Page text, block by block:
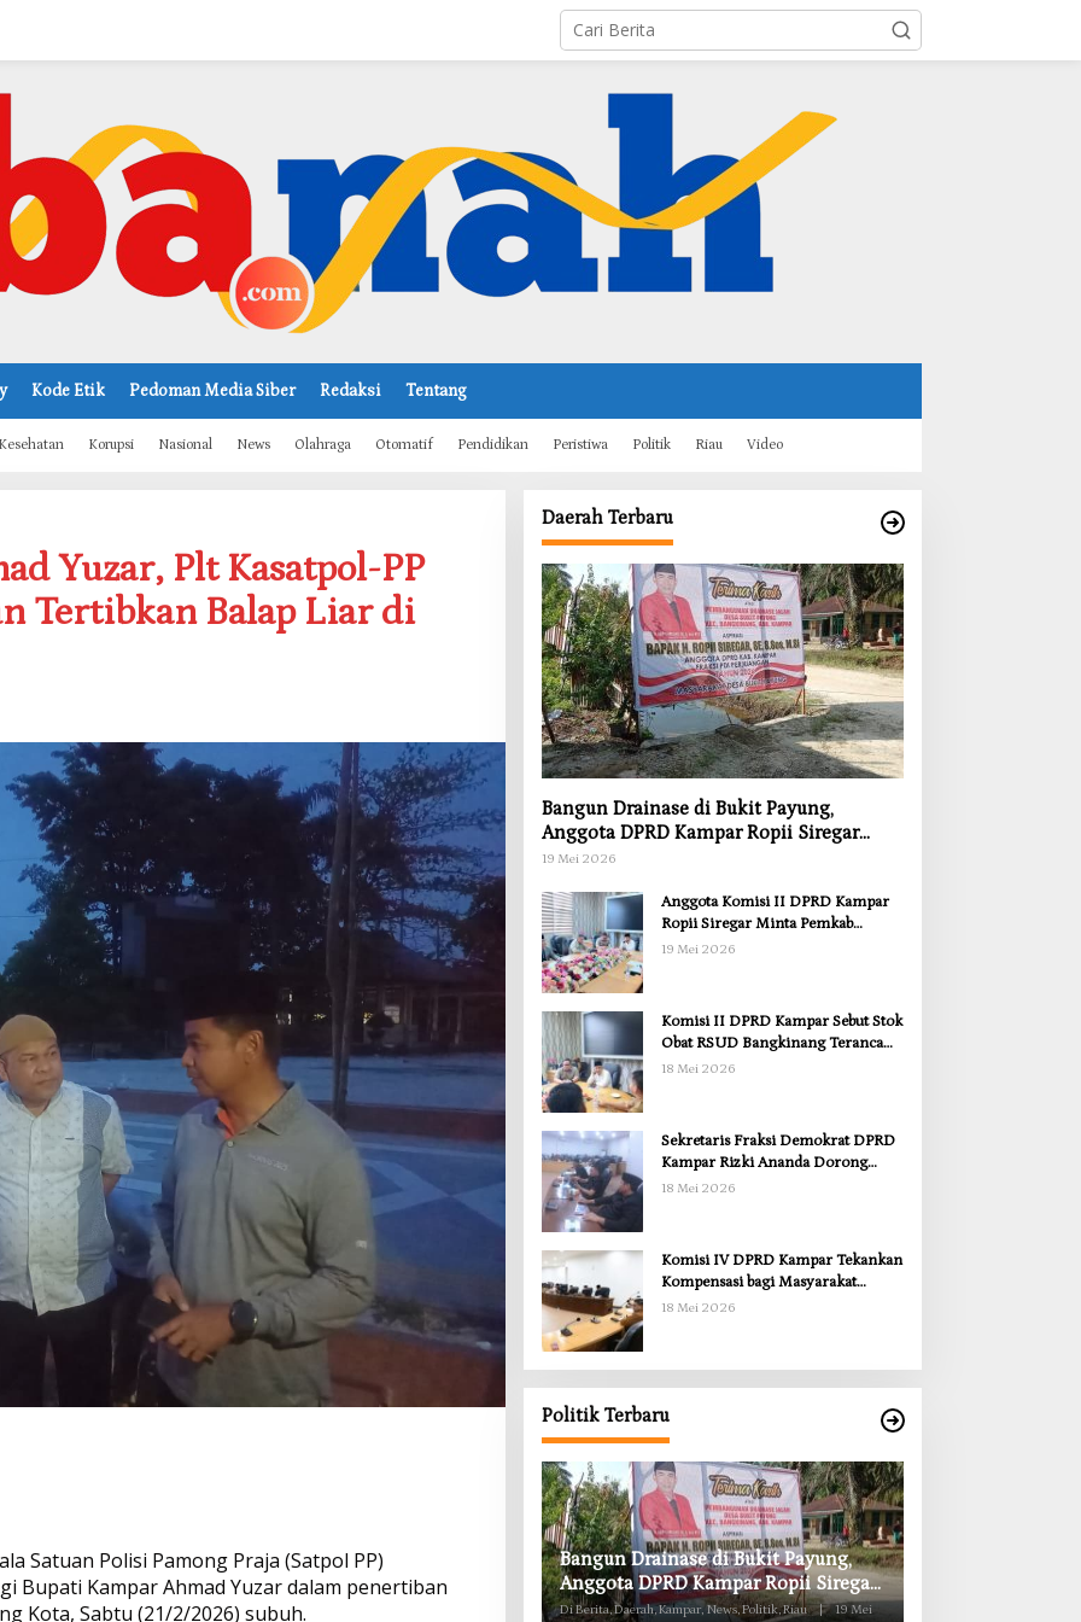
Kode Etik Pedoman Media Siber Redaksi Tentang
Kesehatan Korupsi Nasional News Olahraga Otomatif Pendidikan Peristiwa Politik Riau Video
Yuzar, Plt Kasatpol-PP
Tertibkan Balap Liar di
Satuan Polisi Pamong Praja (Satpol PP)
Bupati Kampar Ahmad Yuzar dalam penertiban
Kota, Sabtu (21/2/2026) subuh.
Daerah Terbaru
Bangun Drainase di Bukit Payung,
Anggota DPRD Kampar Ropii Siregar
Dorong Infrastruktur yang Menyentuh
19 Mei 2026
Anggota Komisi II DPRD Kampar
Ropii Siregar Minta Pemkab
Bergerak Cepat Atasi Ancaman
19 Mei 2026
Komisi II DPRD Kampar Sebut Stok
Obat RSUD Bangkinang Terancam
Habis Juli 2026
18 Mei 2026
Sekretaris Fraksi Demokrat DPRD
Kampar Rizki Ananda Dorong
Pemulihan Lingkungan dan
18 Mei 2026
Komisi IV DPRD Kampar Tekankan
Kompensasi bagi Masyarakat
Terdampak
18 Mei 2026
Politik Terbaru
Bangun Drainase di Bukit Payung,
Anggota DPRD Kampar Ropii Siregar
Dorong Infrastruktur yang
Di Berita, Daerah, Kampar, News, Politik, Riau
Anggota Komisi II DPRD Kampar
Ropii Siregar Minta Pemkab Bergerak
Cepat Atasi Ancaman Kekosongan
Di Berita, Daerah, Kampar, News, Politik, Riau |
19 Mei